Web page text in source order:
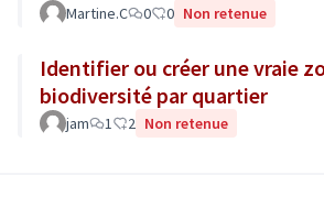
Martine.C 0 0 Non retenue
Identifier ou créer une vraie
biodiversité par quartier
jam 1 2 Non retenue